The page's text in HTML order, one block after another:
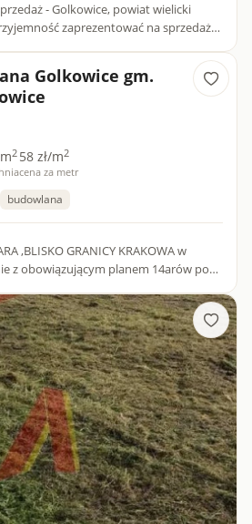
- Golkowice, powiat wielicki
Golkowice gm.
2 58 zł/m2
cena za metr
budowlana
,BLISKO GRANICY KRAKOWA w